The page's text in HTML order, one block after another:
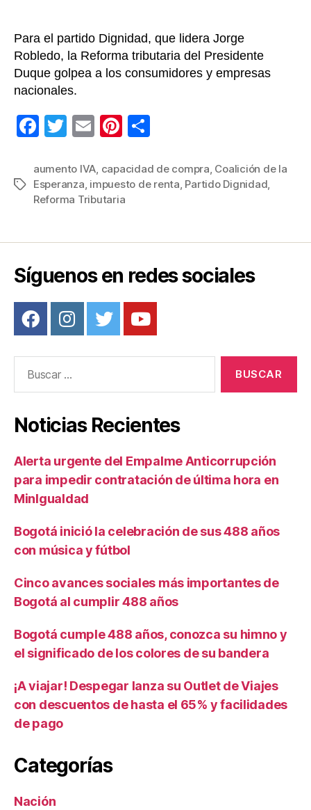
Para el partido Dignidad, que lidera Jorge
Robledo, la Reforma tributaria del Presidente
Duque golpea a los consumidores y empresas
nacionales.
F
c
e
o
k
T
tt
er
E
ail
Pi
er
e
m
p
tir
Etiquetas
aumento IVA, capacidad de compra, Coalición de la
Esperanza, impuesto de renta, Partido Dignidad,
Reforma Tributaria
Síguenos en redes sociales
Noticias Recientes
Alerta urgente del Empalme Anticorrupción
para impedir contratación de última hora en
MinIgualdad
Bogotá inició la celebración de sus 488 años
con música y fútbol
Cinco avances sociales más importantes de
Bogotá al cumplir 488 años
Bogotá cumple 488 años, conozca su himno y
el significado de los colores de su bandera
¡A viajar! Despegar lanza su Outlet de Viajes
con descuentos de hasta el 65% y facilidades
de pago
Categorías
Nación